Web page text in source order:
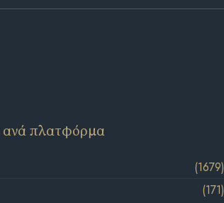
ανά πλατφόρμα
(1679)
(171)